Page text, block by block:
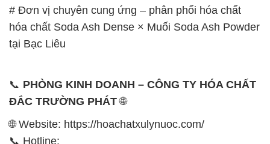
# Đơn vị chuyên cung ứng – phân phối hóa chất
hóa chất Soda Ash Dense × Muối Soda Ash Powder
tại Bạc Liêu
📞 PHÒNG KINH DOANH – CÔNG TY HÓA CHẤT
ĐẮC TRƯỜNG PHÁT🌐
🌐 Website: https://hoachatxulynuoc.com/
📞 Hotline: